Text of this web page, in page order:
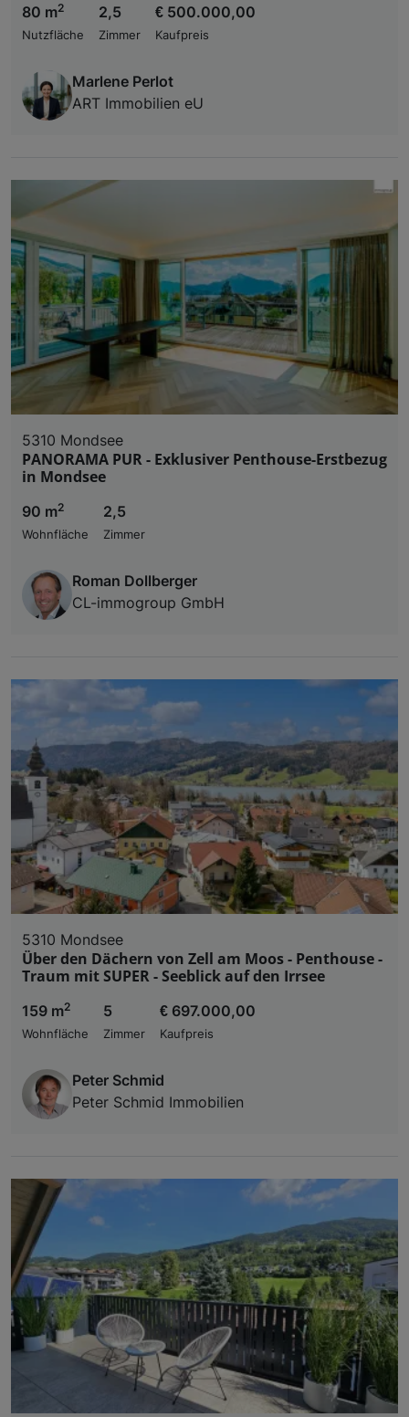
80 m2
Nutzfläche
2,5
Zimmer
€ 500.000,00
Kaufpreis
Marlene Perlot
ART Immobilien eU
5310 Mondsee
PANORAMA PUR - Exklusiver Penthouse-Erstbezug
in Mondsee
90 m2
Wohnfläche
2,5
Zimmer
Roman Dollberger
CL-immogroup GmbH
5310 Mondsee
Über den Dächern von Zell am Moos - Penthouse -
Traum mit SUPER - Seeblick auf den Irrsee
159 m2
Wohnfläche
5
Zimmer
€ 697.000,00
Kaufpreis
Peter Schmid
Peter Schmid Immobilien